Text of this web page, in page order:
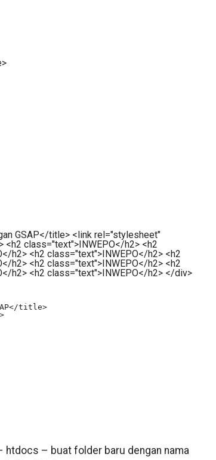
>
GSAP</title> <link rel="stylesheet"
class="text">INWEPO</h2> <h2
h2> <h2 class="text">INWEPO</h2> <h2
h2> <h2 class="text">INWEPO</h2> <h2
h2> <h2 class="text">INWEPO</h2> </div>
htdocs – buat folder baru dengan nama